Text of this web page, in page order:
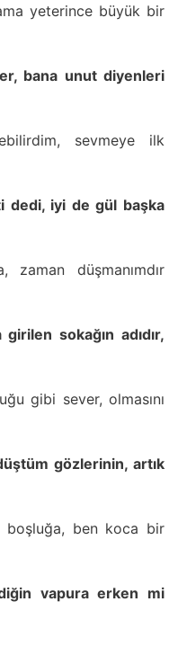
yeterince büyük bir
bana unut diyenleri
sevmeye ilk
dedi, iyi de gül başka
zaman düşmanımdır
girilen sokağın adıdır,
gibi sever, olmasını
gözlerinin, artık
boşluğa, ben koca bir
vapura erken mi